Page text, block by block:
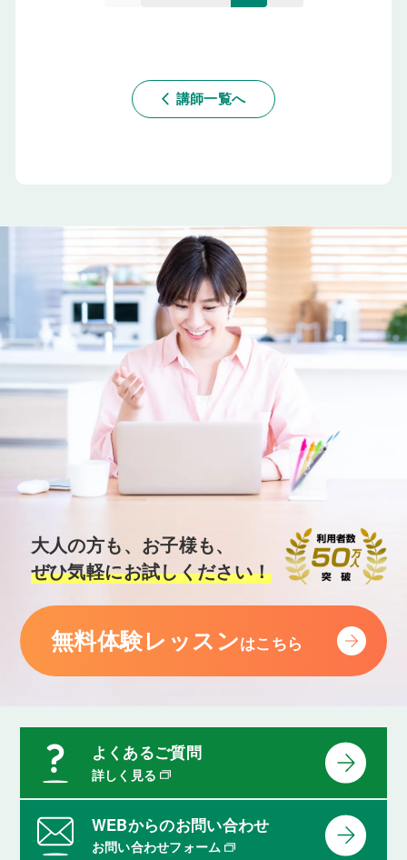
arrow_back_ios 講師一覧へ
大人の方も、お子様も、
ぜひ気軽にお試しください！
無料体験レッスンはこちら
よくあるご質問
詳しく見る
WEBからのお問い合わせ
お問い合わせフォーム